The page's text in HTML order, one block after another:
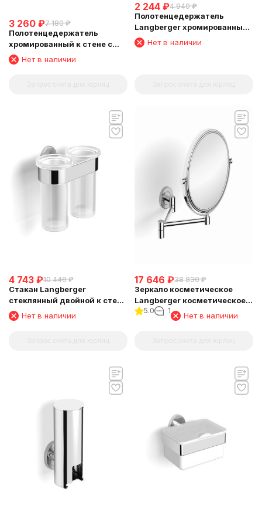
3 260 ₽7 180 ₽
Полотенцедержатель
хромированный к стене с
четырьмя крючками
Langberger 11034A
Нет в наличии
2 244 ₽4 940 ₽
Полотенцедержатель
Langberger хромированный
к стене телескопический
33-53 см 11009A
Нет в наличии
4 743 ₽10 440 ₽
Стакан Langberger
стеклянный двойной к стене
круглый 11019A
Нет в наличии
17 646 ₽38 830 ₽
Зеркало косметическое
Langberger косметическое
поворотное к стене 70485
5.0 1
Нет в наличии